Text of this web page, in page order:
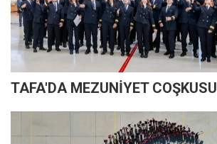
TAFA'DA MEZUNİYET COŞKUSU